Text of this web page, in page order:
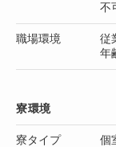
不
職場環境
従
年
寮環境
寮タイプ 個